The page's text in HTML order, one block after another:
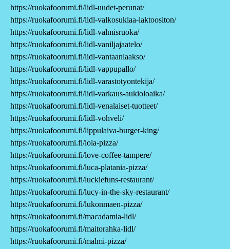
https://ruokafoorumi.fi/lidl-uudet-perunat/
https://ruokafoorumi.fi/lidl-valkosuklaa-laktoositon/
https://ruokafoorumi.fi/lidl-valmisruoka/
https://ruokafoorumi.fi/lidl-vaniljajaatelo/
https://ruokafoorumi.fi/lidl-vantaanlaakso/
https://ruokafoorumi.fi/lidl-vappupallo/
https://ruokafoorumi.fi/lidl-varastotyontekija/
https://ruokafoorumi.fi/lidl-varkaus-aukioloaika/
https://ruokafoorumi.fi/lidl-venalaiset-tuotteet/
https://ruokafoorumi.fi/lidl-vohveli/
https://ruokafoorumi.fi/lippulaiva-burger-king/
https://ruokafoorumi.fi/lola-pizza/
https://ruokafoorumi.fi/love-coffee-tampere/
https://ruokafoorumi.fi/luca-platania-pizza/
https://ruokafoorumi.fi/luckiefuns-restaurant/
https://ruokafoorumi.fi/lucy-in-the-sky-restaurant/
https://ruokafoorumi.fi/lukonmaen-pizza/
https://ruokafoorumi.fi/macadamia-lidl/
https://ruokafoorumi.fi/maitorahka-lidl/
https://ruokafoorumi.fi/malmi-pizza/